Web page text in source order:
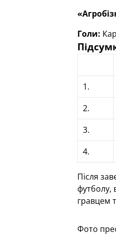
Голи:
1.
2.
3.
4.
Після
футболу,
гравцем
Фото